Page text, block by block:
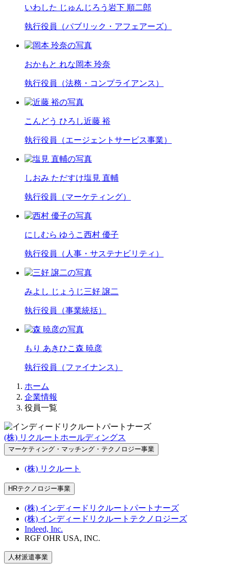
いわした じゅんじろう 岩下 順二郎
執行役員（パブリック・アフェアーズ）
おかもと れな岡本 玲奈
執行役員（法務・コンプライアンス）
こんどう ひろし近藤 裕
執行役員（エージェントサービス事業）
しおみ ただすけ塩見 直輔
執行役員（マーケティング）
にしむら ゆうこ 西村 優子
執行役員（人事・サステナビリティ）
みよし じょうじ三好 譲二
執行役員（事業統括）
もり あきひこ 森 暁彦
執行役員（ファイナンス）
ホーム
企業情報
役員一覧
(株) リクルートホールディングス
マーケティング・マッチング・テクノロジー事業
(株) リクルート
HRテクノロジー事業
(株) インディードリクルートパートナーズ
(株) インディードリクルートテクノロジーズ
Indeed, Inc.
RGF OHR USA, INC.
人材派遣事業